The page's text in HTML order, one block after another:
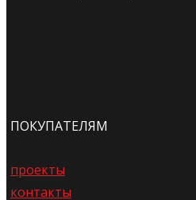
ПОКУПАТЕЛЯМ
проекты
контакты